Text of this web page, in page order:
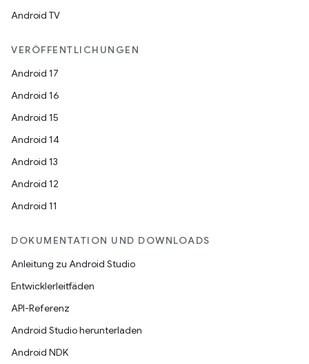
Android TV
VERÖFFENTLICHUNGEN
Android 17
Android 16
Android 15
Android 14
Android 13
Android 12
Android 11
DOKUMENTATION UND DOWNLOADS
Anleitung zu Android Studio
Entwicklerleitfäden
API-Referenz
Android Studio herunterladen
Android NDK